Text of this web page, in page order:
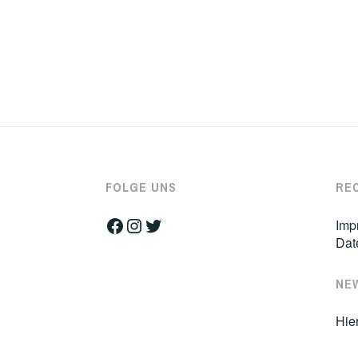
FOLGE UNS
Facebook
Instagram
Twitter